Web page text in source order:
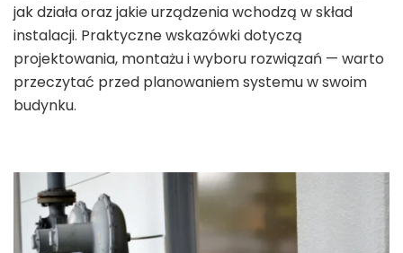
jak działa oraz jakie urządzenia wchodzą w skład
instalacji. Praktyczne wskazówki dotyczą
projektowania, montażu i wyboru rozwiązań — warto
przeczytać przed planowaniem systemu w swoim
budynku.